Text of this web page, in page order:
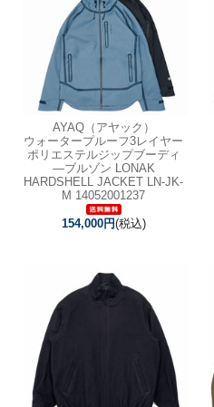
AYAQ（アヤック）
ウォータープルーフ3レイヤー
ポリエステルジップブーディ
―ブルゾン LONAK
HARDSHELL JACKET LN-JK-
M 14052001237
154,000円(税込)